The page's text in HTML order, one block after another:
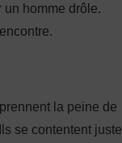
homme drôle.
la peine de
se contentent juste